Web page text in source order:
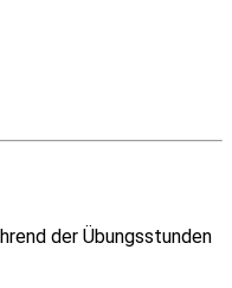
der Übungsstunden